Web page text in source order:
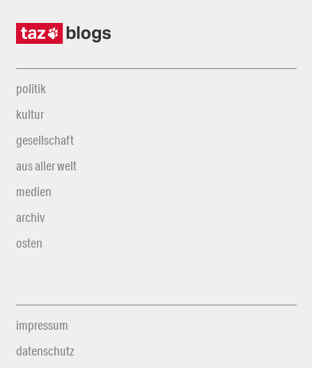
politik
kultur
gesellschaft
aus aller welt
medien
archiv
osten
impressum
datenschutz